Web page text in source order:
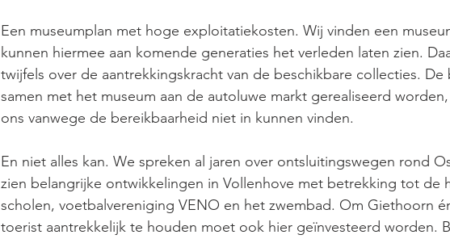
Een museumplan met hoge exploitatiekosten. Wij vinden een
kunnen hiermee aan komende generaties het verleden laten zien.
twijfels over de aantrekkingskracht van de beschikbare collecties.
samen met het museum aan de autoluwe markt gerealiseerd
ons vanwege de bereikbaarheid niet in kunnen vinden.
En niet alles kan. We spreken al jaren over ontsluitingswegen rond
zien belangrijke ontwikkelingen in Vollenhove met betrekking tot de
scholen, voetbalvereniging VENO en het zwembad. Om Giethoorn
toerist aantrekkelijk te houden moet ook hier geïnvesteerd worden.